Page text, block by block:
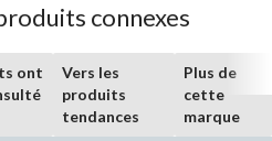
connexes
ont
Vers les
produits
tendances
Plus de
cette
marque